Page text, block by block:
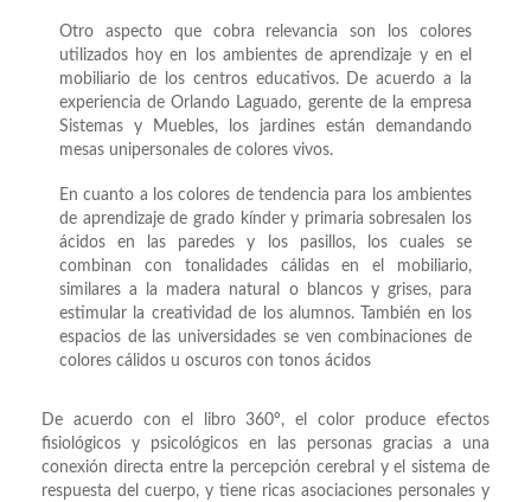
Otro aspecto que cobra relevancia son los colores
utilizados hoy en los ambientes de aprendizaje y en el
mobiliario de los centros educativos. De acuerdo a la
experiencia de Orlando Laguado, gerente de la empresa
Sistemas y Muebles, los jardines están demandando
mesas unipersonales de colores vivos.
En cuanto a los colores de tendencia para los ambientes
de aprendizaje de grado kínder y primaria sobresalen los
ácidos en las paredes y los pasillos, los cuales se
combinan con tonalidades cálidas en el mobiliario,
similares a la madera natural o blancos y grises, para
estimular la creatividad de los alumnos. También en los
espacios de las universidades se ven combinaciones de
colores cálidos u oscuros con tonos ácidos
De acuerdo con el libro 360º, el color produce efectos
fisiológicos y psicológicos en las personas gracias a una
conexión directa entre la percepción cerebral y el sistema de
respuesta del cuerpo, y tiene ricas asociaciones personales y